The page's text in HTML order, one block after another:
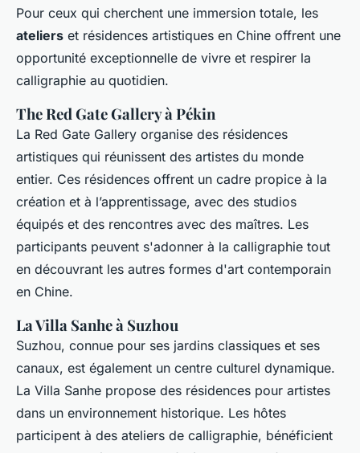
Pour ceux qui cherchent une immersion totale, les
ateliers et résidences artistiques en Chine offrent une
opportunité exceptionnelle de vivre et respirer la
calligraphie au quotidien.
The Red Gate Gallery à Pékin
La Red Gate Gallery organise des résidences
artistiques qui réunissent des artistes du monde
entier. Ces résidences offrent un cadre propice à la
création et à l’apprentissage, avec des studios
équipés et des rencontres avec des maîtres. Les
participants peuvent s'adonner à la calligraphie tout
en découvrant les autres formes d'art contemporain
en Chine.
La Villa Sanhe à Suzhou
Suzhou, connue pour ses jardins classiques et ses
canaux, est également un centre culturel dynamique.
La Villa Sanhe propose des résidences pour artistes
dans un environnement historique. Les hôtes
participent à des ateliers de calligraphie, bénéficient